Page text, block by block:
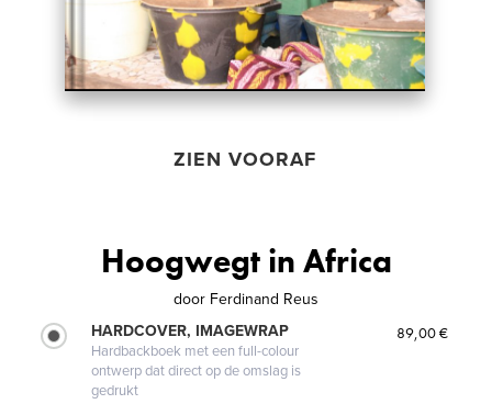
ZIEN VOORAF
Hoogwegt in Africa
door Ferdinand Reus
HARDCOVER, IMAGEWRAP
Hardbackboek met een full-colour
ontwerp dat direct op de omslag is
gedrukt
89,00 €